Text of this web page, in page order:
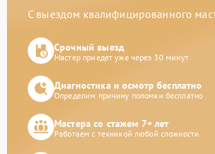
С выездом квалифицированного
Срочный выезд
Мастер приедет уже через 30 минут
Диагностика и осмотр бесплатно
Определим причину поломки бесплатно
Мастера со стажем 7+ лет
Работаем с техникой любой сложности